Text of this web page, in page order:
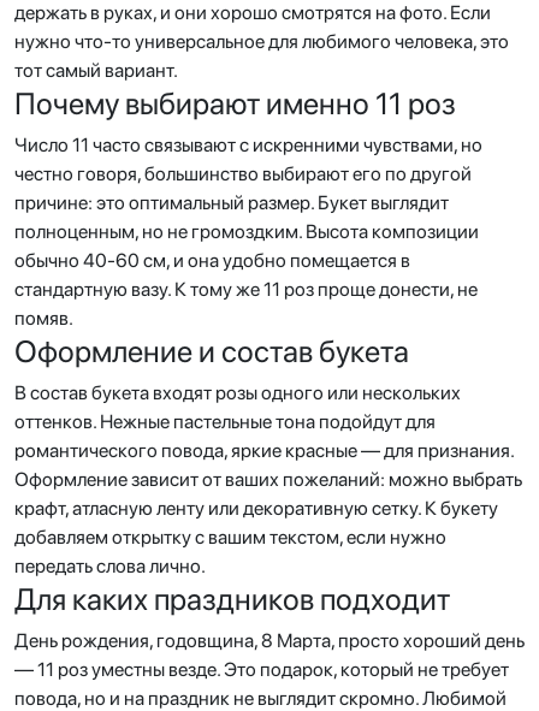
держать в руках, и они хорошо смотрятся на фото. Если
нужно что-то универсальное для любимого человека, это
тот самый вариант.
Почему выбирают именно 11 роз
Число 11 часто связывают с искренними чувствами, но
честно говоря, большинство выбирают его по другой
причине: это оптимальный размер. Букет выглядит
полноценным, но не громоздким. Высота композиции
обычно 40-60 см, и она удобно помещается в
стандартную вазу. К тому же 11 роз проще донести, не
помяв.
Оформление и состав букета
В состав букета входят розы одного или нескольких
оттенков. Нежные пастельные тона подойдут для
романтического повода, яркие красные — для признания.
Оформление зависит от ваших пожеланий: можно выбрать
крафт, атласную ленту или декоративную сетку. К букету
добавляем открытку с вашим текстом, если нужно
передать слова лично.
Для каких праздников подходит
День рождения, годовщина, 8 Марта, просто хороший день
— 11 роз уместны везде. Это подарок, который не требует
повода, но и на праздник не выглядит скромно. Любимой